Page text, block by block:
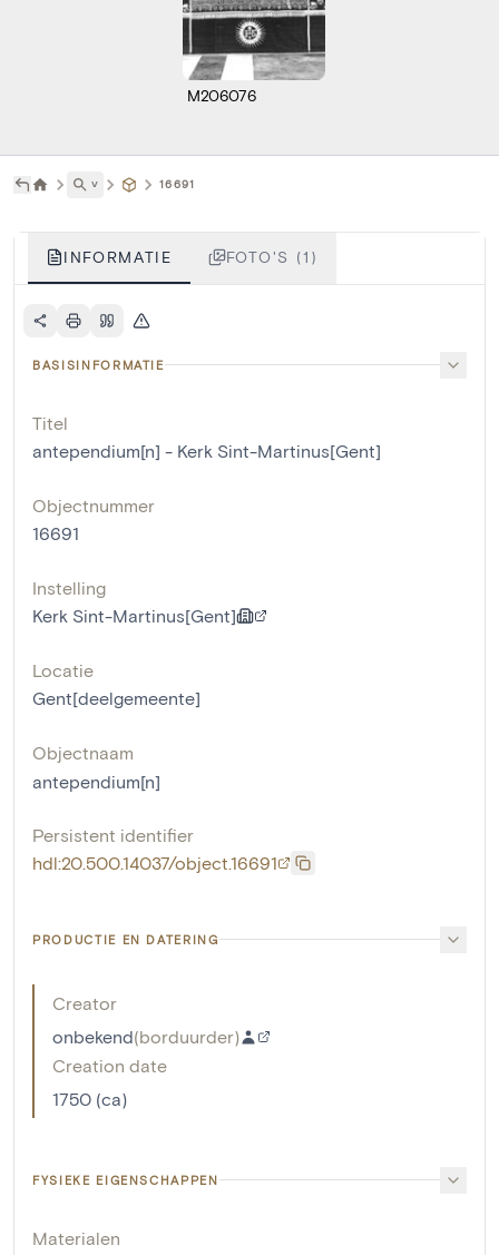
M206076
˅ 16691
INFORMATIE FOTO'S (1)
BASISINFORMATIE
Titel
antependium[n] - Kerk Sint-Martinus[Gent]
Objectnummer
16691
Instelling
Kerk Sint-Martinus[Gent]
Locatie
Gent[deelgemeente]
Objectnaam
antependium[n]
Persistent identifier
hdl:20.500.14037/object.16691
PRODUCTIE EN DATERING
Creator
onbekend(borduurder)
Creation date
1750 (ca)
FYSIEKE EIGENSCHAPPEN
Materialen